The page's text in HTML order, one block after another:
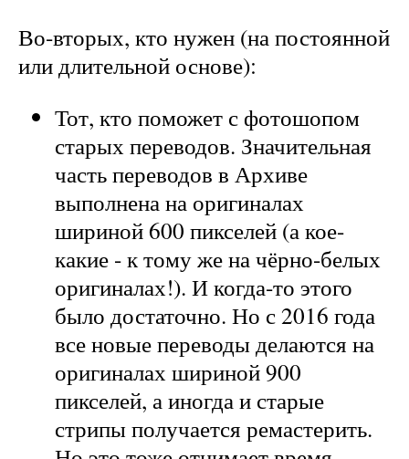
Во-вторых, кто нужен (на постоянной
или длительной основе):
Тот, кто поможет с фотошопом
старых переводов. Значительная
часть переводов в Архиве
выполнена на оригиналах
шириной 600 пикселей (а кое-
какие - к тому же на чёрно-белых
оригиналах!). И когда-то этого
было достаточно. Но с 2016 года
все новые переводы делаются на
оригиналах шириной 900
пикселей, а иногда и старые
стрипы получается ремастерить.